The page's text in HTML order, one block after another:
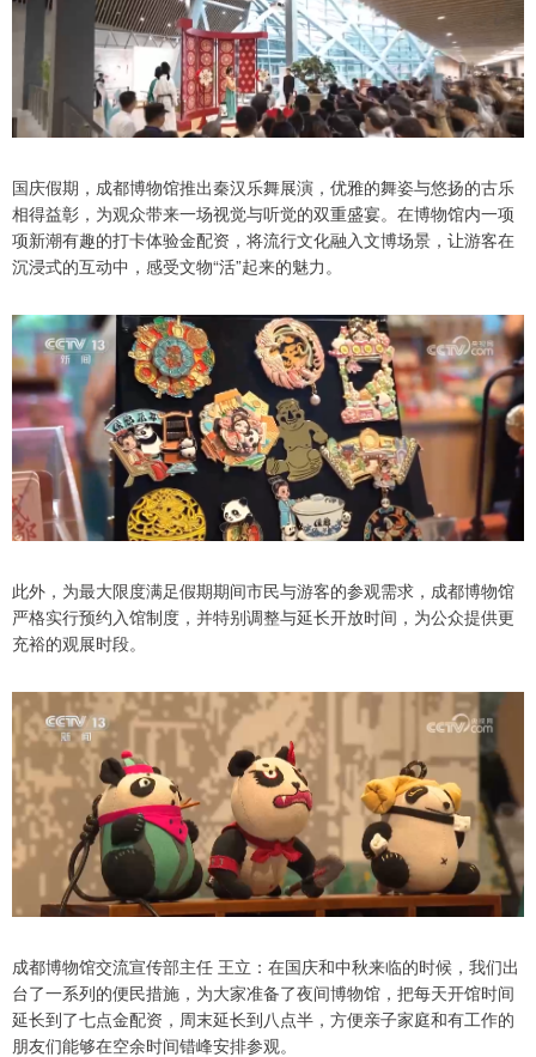
国庆假期，成都博物馆推出秦汉乐舞展演，优雅的舞姿与悠扬的古乐
相得益彰，为观众带来一场视觉与听觉的双重盛宴。在博物馆内一项
项新潮有趣的打卡体验金配资，将流行文化融入文博场景，让游客在
沉浸式的互动中，感受文物“活”起来的魅力。
此外，为最大限度满足假期期间市民与游客的参观需求，成都博物馆
严格实行预约入馆制度，并特别调整与延长开放时间，为公众提供更
充裕的观展时段。
成都博物馆交流宣传部主任 王立：在国庆和中秋来临的时候，我们出
台了一系列的便民措施，为大家准备了夜间博物馆，把每天开馆时间
延长到了七点金配资，周末延长到八点半，方便亲子家庭和有工作的
朋友们能够在空余时间错峰安排参观。